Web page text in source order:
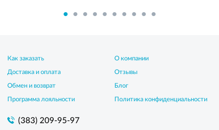
Как заказать
Доставка и оплата
Обмен и возврат
Программа лояльности
О компании
Отзывы
Блог
Политика конфиденциальности
(383) 209-95-97